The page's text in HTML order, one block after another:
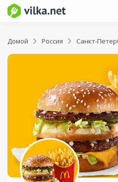
Домой Россия Санкт-